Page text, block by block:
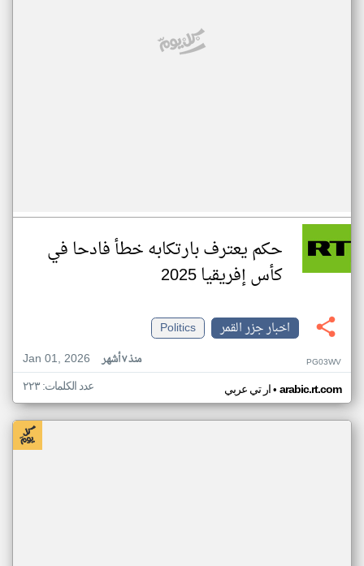
حكم يعترف بارتكابه خطأ فادحا في
كأس إفريقيا 2025
اخبار جزر القمر
Politics
Jan 01, 2026
منذ ٧ أشهر PG03WV
ار تي عربي• arabic.rt.com عدد الكلمات: ٢٢٣